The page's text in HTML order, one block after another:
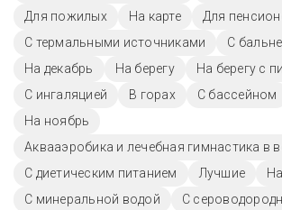
Для пожилых
На карте
Для
С термальными источниками
С
На декабрь
На берегу
На берегу с
С ингаляцией
В горах C бассейном
На ноябрь
Аквааэробика и лечебная гимнастика в
С диетическим питанием
Лучшие
С минеральной водой
С